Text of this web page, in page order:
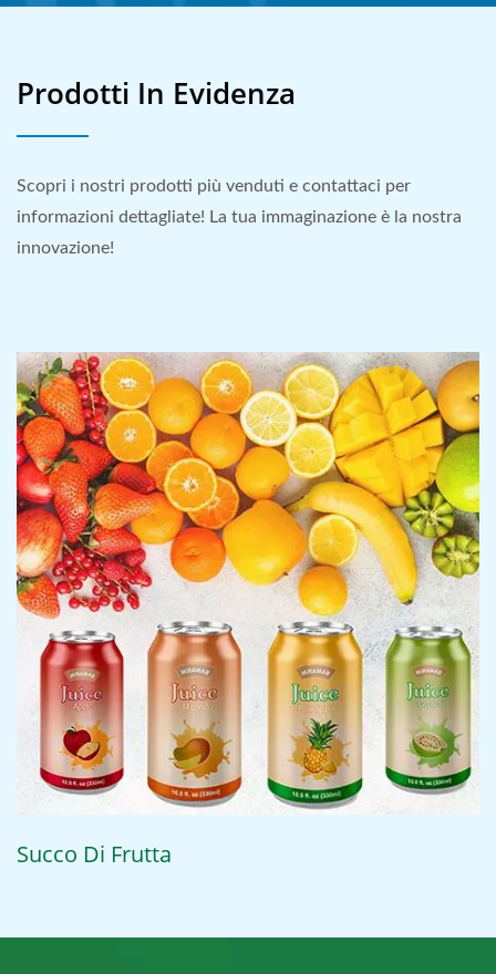
Prodotti In Evidenza
Scopri i nostri prodotti più venduti e contattaci per
informazioni dettagliate! La tua immaginazione è la nostra
innovazione!
Succo Di Frutta